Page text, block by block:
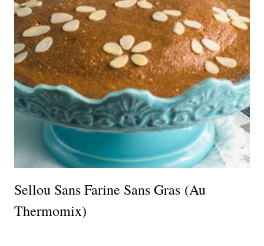
Sellou Sans Farine Sans Gras (au
Thermomix)